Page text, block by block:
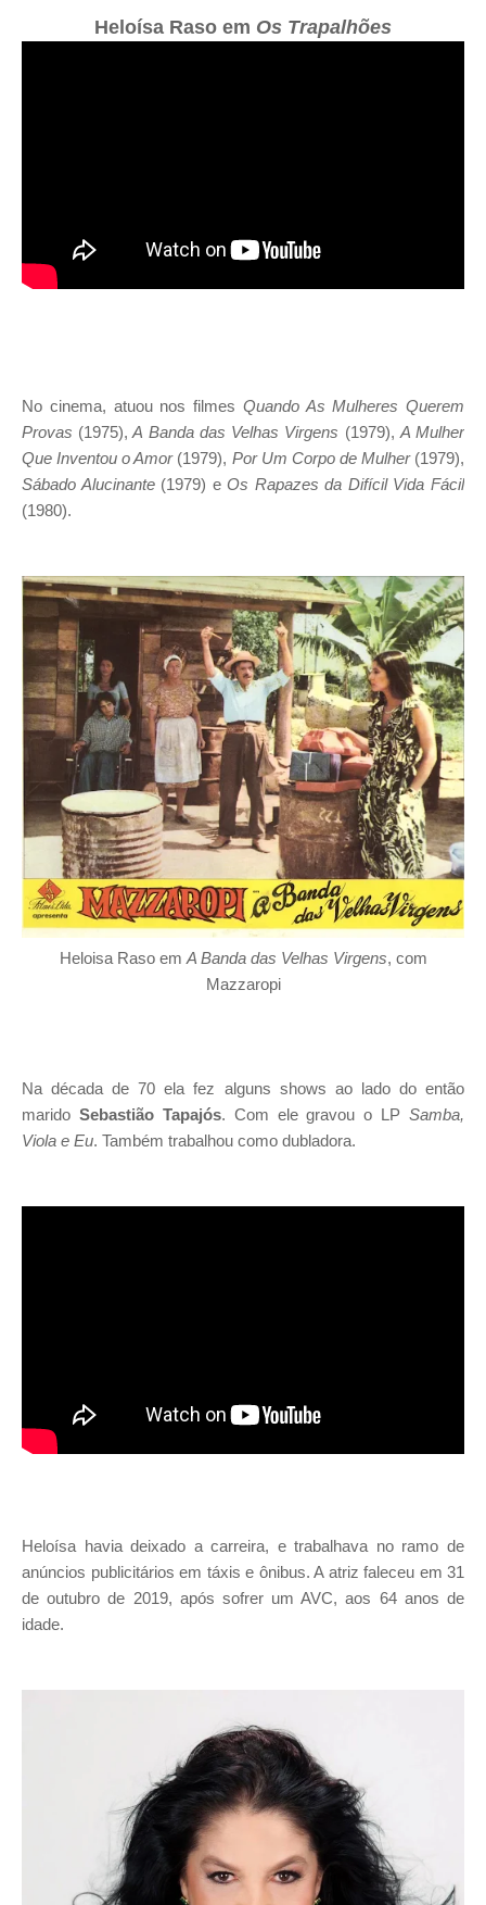
Heloísa Raso em Os Trapalhões
No cinema, atuou nos filmes Quando As Mulheres Querem
Provas (1975), A Banda das Velhas Virgens (1979), A Mulher
Que Inventou o Amor (1979), Por Um Corpo de Mulher(1979),
Sábado Alucinante(1979) eOs Rapazes da Difícil Vida Fácil
(1980).
Heloisa Raso em A Banda das Velhas Virgens, com
Mazzaropi
Na década de 70 ela fez alguns shows ao lado do então
marido Sebastião Tapajós. Com ele gravou o LP Samba,
Viola e Eu. Também trabalhou como dubladora.
Heloísa havia deixado a carreira, e trabalhava no ramo de
anúncios publicitários em táxis e ônibus. A atriz faleceu em 31
de outubro de 2019, após sofrer um AVC, aos 64 anos de
idade.